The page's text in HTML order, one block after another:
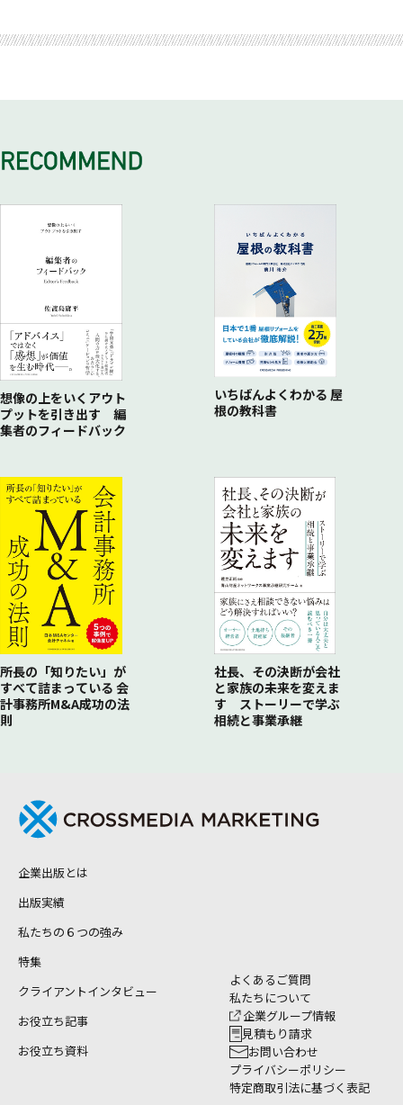
コロナ禍でわかった透明性の重要度
コラム4 若者が働きたい会社
コラム5 目の当たりにした「日本人」
ノーノーマル時代だから求められるビジョン
今までに出会ったビジョナリーリーダー
コラム6 ジョブ型から考えるグローバルリーダー
想像の上をいくアウト
プットを引き出す 編
集者のフィードバック
いちばんよくわかる 屋
根の教科書
所長の「知りたい」が
すべて詰まっている 会
計事務所M&A成功の法
則
社長、その決断が会社
と家族の未来を変えま
す ストーリーで学ぶ
相続と事業承継
企業出版とは
出版実績
私たちの６つの強み
特集
クライアントインタビュー
お役立ち記事
お役立ち資料
よくあるご質問
私たちについて
企業グループ情報
見積もり請求
お問い合わせ
プライバシーポリシー
特定商取引法に基づく表記